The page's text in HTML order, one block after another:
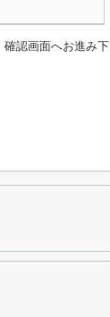
認画面へお進み下